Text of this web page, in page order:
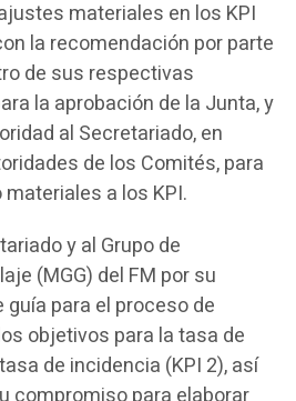
materiales en los KPI
la recomendación por parte
de sus respectivas
la aprobación de la Junta, y
al Secretariado, en
de los Comités, para
a los KPI.
y al Grupo de
(MGG) del FM por su
para el proceso de
objetivos para la tasa de
de incidencia (KPI 2), así